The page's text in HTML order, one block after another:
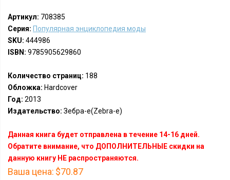
Артикул: 708385
Серия: Популярная энциклопедия моды
SKU: 444986
ISBN: 9785905629860
Количество страниц: 188
Обложка: Hardcover
Год: 2013
Издательство: Зебра-е(Zebra-e)
Данная книга будет отправлена в течение 14-16 дней.
Обратите внимание, что ДОПОЛНИТЕЛЬНЫЕ скидки на
данную книгу НЕ распространяются.
Ваша цена: $70.87